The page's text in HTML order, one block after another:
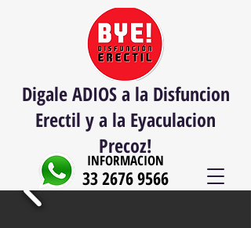
Digale ADIOS a la Disfuncion
Erectil y a la Eyaculacion
Precoz!
INFORMACION
33 2676 9566
33 3952 6851